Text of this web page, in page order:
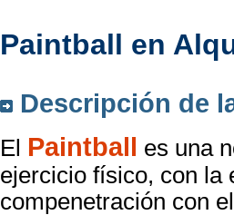
Paintball en
Descripción de
El Paintball es una
ejercicio físico, con la
compenetración con